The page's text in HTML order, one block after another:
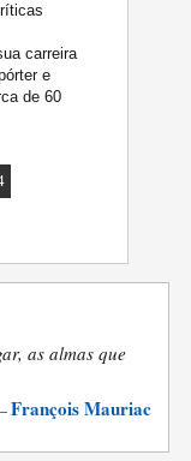
carreira
e
de 60
as almas que
François Mauriac